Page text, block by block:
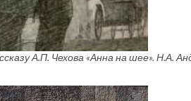
А.П. Чехова «Анна на шее». Н.А.